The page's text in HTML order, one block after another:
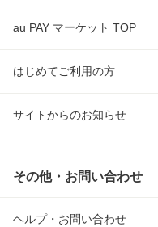
au PAY マーケット TOP
はじめてご利用の方
サイトからのお知らせ
その他・お問い合わせ
ヘルプ・お問い合わせ